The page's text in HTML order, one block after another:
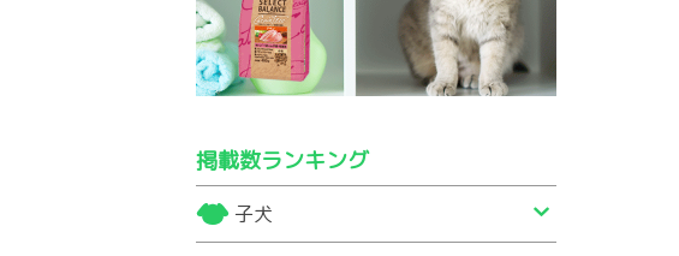
掲載数ランキング
子犬